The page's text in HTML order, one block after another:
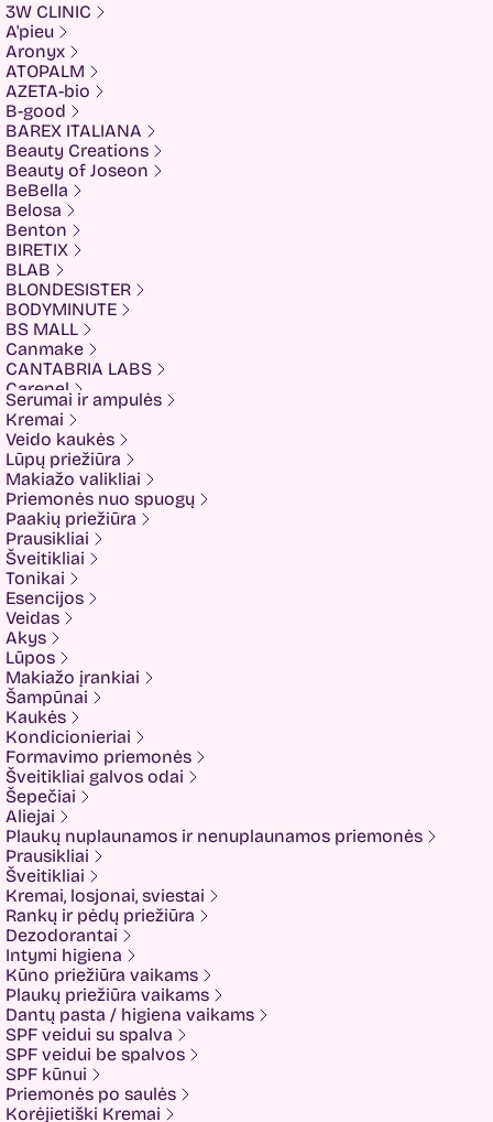
3W CLINIC
A'pieu
Aronyx
ATOPALM
AZETA-bio
B-good
BAREX ITALIANA
Beauty Creations
Beauty of Joseon
BeBella
Belosa
Benton
BIRETIX
BLAB
BLONDESISTER
BODYMINUTE
BS MALL
Canmake
CANTABRIA LABS
Carenel
CHALURE
Cherubs
Cliniccare
COSRX
COTRIL
COVEDERM
Crazy Hair
Dalton
Dear Doer
Ekseption
Elizavecca
ESFOLIO
ETUDE
Eyenlip
FaceFacts
Fariis
Fixderma
Fluff
Formal Bee
Fusion
Glow Hub
HeadShock
Hiskin
Holika holika
Imbue
Imbue.
INOAR
Isntree
IUNIK
K-MOM
Kadus Professional
Keenwell
KLERADERM
KOSE
Kyra
LANEIGE
Serumai ir ampulės
Kremai
Veido kaukės
Lūpų priežiūra
Makiažo valikliai
Priemonės nuo spuogų
Paakių priežiūra
Prausikliai
Šveitikliai
Tonikai
Esencijos
Veidas
Akys
Lūpos
Makiažo įrankiai
Šampūnai
Kaukės
Kondicionieriai
Formavimo priemonės
Šveitikliai galvos odai
Šepečiai
Aliejai
Plaukų nuplaunamos ir nenuplaunamos priemonės
Prausikliai
Šveitikliai
Kremai, losjonai, sviestai
Rankų ir pėdų priežiūra
Dezodorantai
Intymi higiena
Kūno priežiūra vaikams
Plaukų priežiūra vaikams
Dantų pasta / higiena vaikams
SPF veidui su spalva
SPF veidui be spalvos
SPF kūnui
Priemonės po saulės
Korėjietiški Kremai